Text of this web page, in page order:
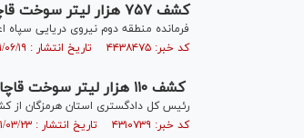
کشف ۷۵۷ هزار لیتر سوخت قاچاق در خلیج فارس
فرمانده منطقه دوم نیروی دریایی سپاه اعلام کرد که ۷۵۷ هزار لیتر سوخت قاچاق
کد خبر: ۴۴۳۸۴۷۵ تاریخ انتشار : ۱۴۰۱/۰۶/۱۹
کشف ۱۱۰ هزار لیتر سوخت قاچاق در بندر شهید رجایی بندرعباس
رئیس کل دادگستری استان هرمزگان از کشف ۱۱۰ هزار لیتر سوخت قاچاق در بندر شهید رجایی بندرعباس
کد خبر: ۴۳۱۰۷۳۹ تاریخ انتشار : ۱۴۰۱/۰۳/۲۳